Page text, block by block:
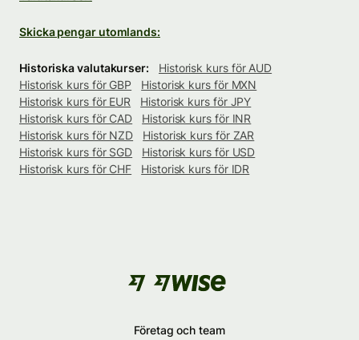
Skicka pengar utomlands:
Historiska valutakurser:
Historisk kurs för AUD
Historisk kurs för GBP
Historisk kurs för MXN
Historisk kurs för EUR
Historisk kurs för JPY
Historisk kurs för CAD
Historisk kurs för INR
Historisk kurs för NZD
Historisk kurs för ZAR
Historisk kurs för SGD
Historisk kurs för USD
Historisk kurs för CHF
Historisk kurs för IDR
Företag och team